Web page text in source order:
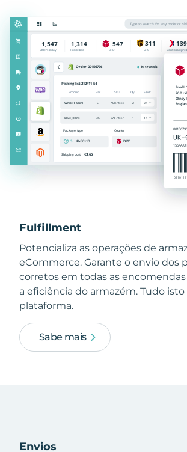
Fulfillment
Potencializa as operações de
eCommerce. Garante o envio dos
corretos em todas as
a eficiência do armazém. Tudo
plataforma.
Sabe mais
Envios